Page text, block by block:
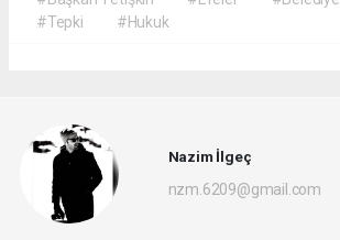
#Tepki
#Hukuk
Nazim İlgeç
nzm.6209@gmail.com